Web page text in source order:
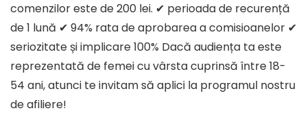
comenzilor este de 200 lei. ✔ perioada de recurență
de 1 lună ✔ 94% rata de aprobarea a comisioanelor ✔
seriozitate și implicare 100% Dacă audiența ta este
reprezentată de femei cu vârsta cuprinsă între 18-
54 ani, atunci te invitam să aplici la programul nostru
de afiliere!